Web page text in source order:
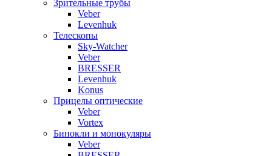
Зрительные трубы
Veber
Levenhuk
Телескопы
Sky-Watcher
Veber
BRESSER
Levenhuk
Konus
Прицелы оптические
Veber
Vortex
Бинокли и монокуляры
Veber